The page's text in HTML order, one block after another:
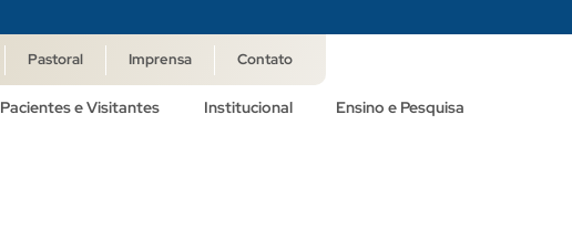
Pastoral Imprensa Contato
Pacientes e Visitantes Institucional Ensino e Pesquisa